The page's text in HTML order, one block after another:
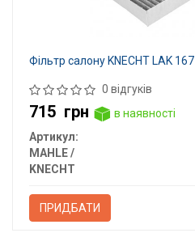
Фільтр салону KNECHT LAK 167
0 відгуків
715 грн
в наявності
Артикул:
MAHLE /
KNECHT
ПРИДБАТИ